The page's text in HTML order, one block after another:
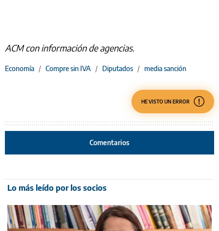
ACM con información de agencias.
Economía / Compre sin IVA / Diputados / media sanción
HE VISTO UN ERROR
Comentarios
Lo más leído por los socios